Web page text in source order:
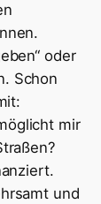
oder
Schon
mir
und